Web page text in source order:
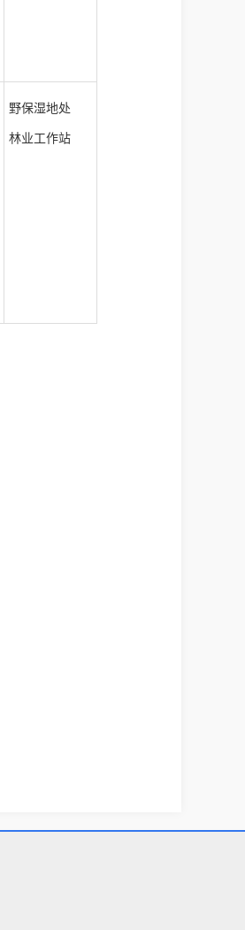
野保湿地处
林业工作站